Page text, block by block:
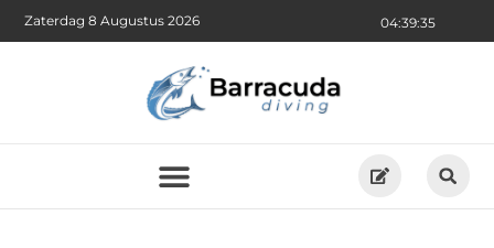
04:39:37
Zaterdag 8 Augustus 2026